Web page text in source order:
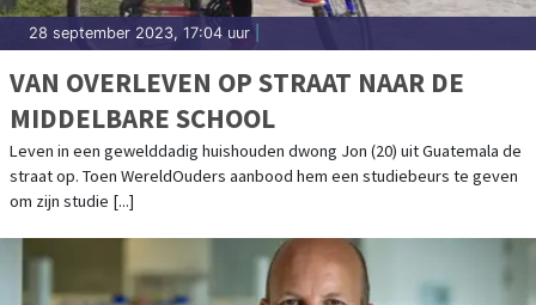
28 september 2023, 17:04 uur
VAN OVERLEVEN OP STRAAT NAAR DE
MIDDELBARE SCHOOL
Leven in een gewelddadig huishouden dwong Jon (20) uit Guatemala de
straat op. Toen WereldOuders aanbood hem een studiebeurs te geven
om zijn studie [...]